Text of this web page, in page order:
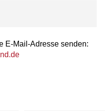
E-Mail-Adresse senden: